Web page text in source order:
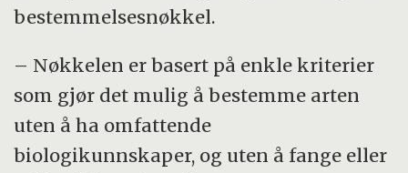
bestemmelsesnøkkel.
– Nøkkelen er basert på enkle kriterier
som gjør det mulig å bestemme arten
uten å ha omfattende
biologikunnskaper, og uten å fange eller